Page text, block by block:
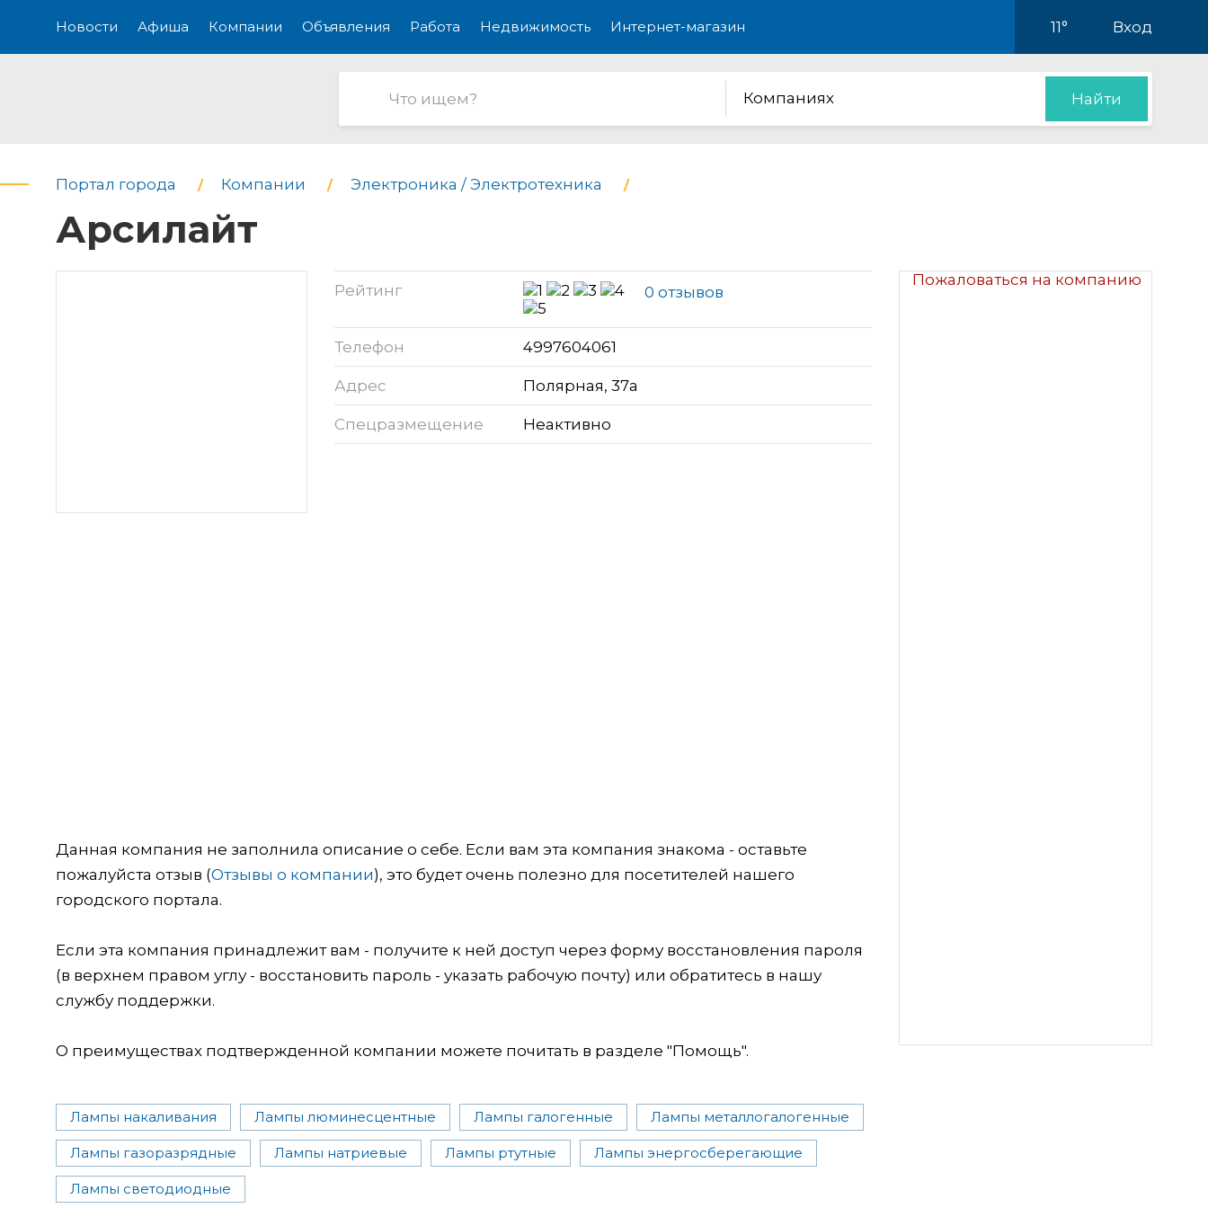
Новости Афиша Компании Объявления Работа Недвижимость Интернет-магазин 11° Вход
Компаниях Найти
Портал города Компании Электроника / Электротехника
Арсилайт
Пожаловаться на компанию
Рейтинг 0 отзывов
Телефон 4997604061
Адрес Полярная, 37а
Спецразмещение Неактивно
Данная компания не заполнила описание о себе. Если вам эта компания знакома - оставьте
пожалуйста отзыв (Отзывы о компании), это будет очень полезно для посетителей нашего
городского портала.
Если эта компания принадлежит вам - получите к ней доступ через форму восстановления пароля
(в верхнем правом углу - восстановить пароль - указать рабочую почту) или обратитесь в нашу
службу поддержки.
О преимуществах подтвержденной компании можете почитать в разделе "Помощь".
Лампы накаливания Лампы люминесцентные Лампы галогенные Лампы металлогалогенные
Лампы газоразрядные Лампы натриевые Лампы ртутные Лампы энергосберегающие
Лампы светодиодные